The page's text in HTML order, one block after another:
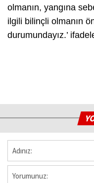
olmanın, yangına
ilgili bilinçli olmanın
durumundayız.’